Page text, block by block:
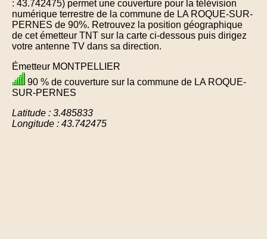
: 43.742475) permet une couverture pour la télévision
numérique terrestre de la commune de LA ROQUE-SUR-
PERNES de 90%. Retrouvez la position géographique
de cet émetteur TNT sur la carte ci-dessous puis dirigez
votre antenne TV dans sa direction.
Émetteur MONTPELLIER
90 % de couverture sur la commune de LA ROQUE-
SUR-PERNES
Latitude : 3.485833
Longitude : 43.742475